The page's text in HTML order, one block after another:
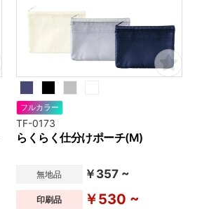
フルカラー
TF-0173
らくらく仕分けポーチ(M)
無地品 ￥357 ~
印刷品 ￥530 ~